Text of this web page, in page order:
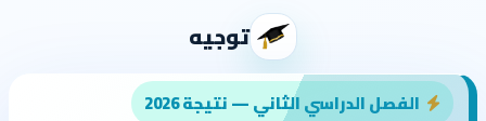
توجيه
الفصل الدراسي الثاني — نتيجة 2026